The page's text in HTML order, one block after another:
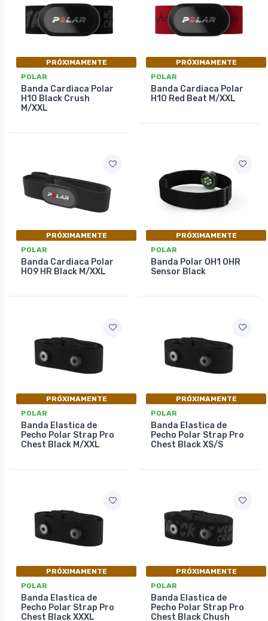
PRÓXIMAMENTE
POLAR
Banda Cardiaca Polar
H10 Black Crush
M/XXL
PRÓXIMAMENTE
POLAR
Banda Cardiaca Polar
H10 Red Beat M/XXL
PRÓXIMAMENTE
POLAR
Banda Cardiaca Polar
H09 HR Black M/XXL
PRÓXIMAMENTE
POLAR
Banda Polar OH1 OHR
Sensor Black
PRÓXIMAMENTE
POLAR
Banda Elastica de
Pecho Polar Strap Pro
Chest Black M/XXL
PRÓXIMAMENTE
POLAR
Banda Elastica de
Pecho Polar Strap Pro
Chest Black XS/S
PRÓXIMAMENTE
POLAR
Banda Elastica de
Pecho Polar Strap Pro
Chest Black XXXL
PRÓXIMAMENTE
POLAR
Banda Elastica de
Pecho Polar Strap Pro
Chest Black Chush